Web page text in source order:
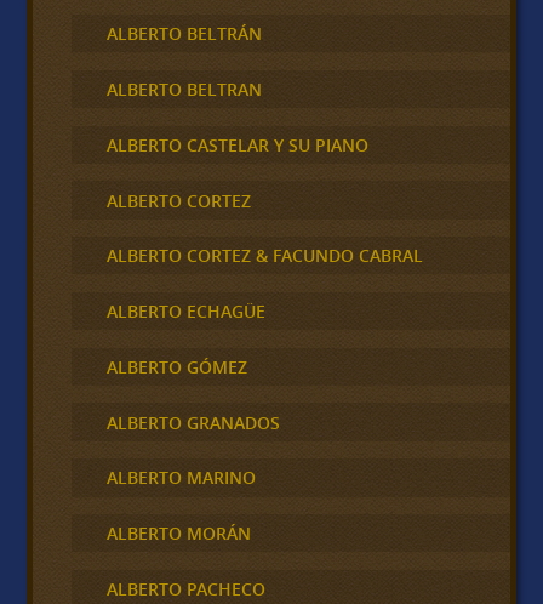
ALBERTO BELTRÁN
ALBERTO BELTRAN
ALBERTO CASTELAR Y SU PIANO
ALBERTO CORTEZ
ALBERTO CORTEZ & FACUNDO CABRAL
ALBERTO ECHAGÜE
ALBERTO GÓMEZ
ALBERTO GRANADOS
ALBERTO MARINO
ALBERTO MORÁN
ALBERTO PACHECO